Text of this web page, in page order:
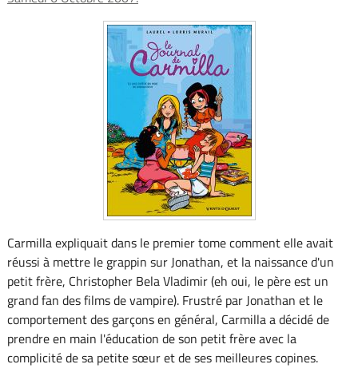
Carmilla expliquait dans le premier tome comment elle avait
réussi à mettre le grappin sur Jonathan, et la naissance d'un
petit frère, Christopher Bela Vladimir (eh oui, le père est un
grand fan des films de vampire). Frustré par Jonathan et le
comportement des garçons en général, Carmilla a décidé de
prendre en main l'éducation de son petit frère avec la
complicité de sa petite sœur et de ses meilleures copines.